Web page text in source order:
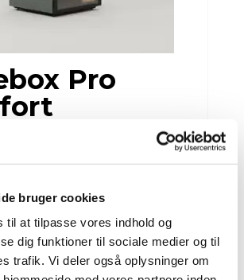
bruger cookies
til at tilpasse vores indhold og
dig funktioner til sociale medier og til
trafik. Vi deler også oplysninger om
Pro
et tilbud
Work